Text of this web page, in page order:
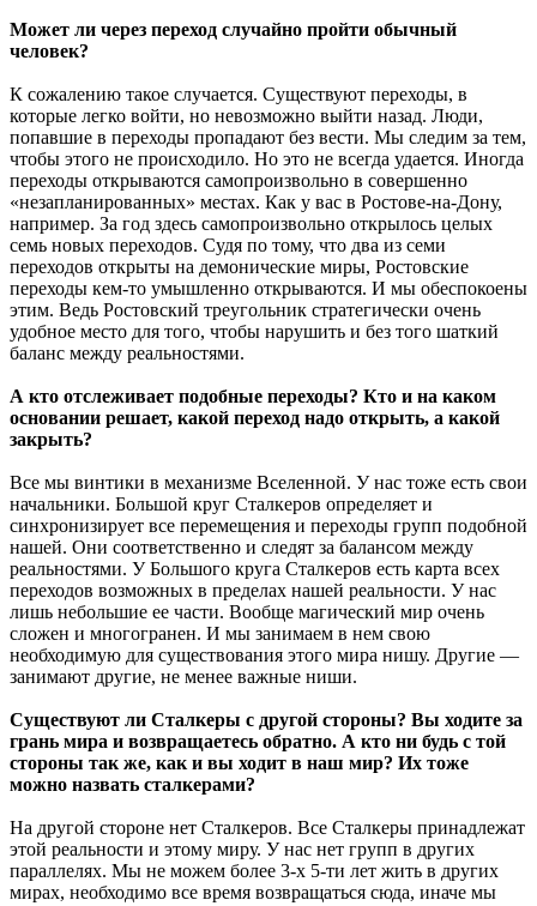
Может ли через переход случайно пройти обычный
человек?
К сожалению такое случается. Существуют переходы, в
которые легко войти, но невозможно выйти назад. Люди,
попавшие в переходы пропадают без вести. Мы следим за тем,
чтобы этого не происходило. Но это не всегда удается. Иногда
переходы открываются самопроизвольно в совершенно
«незапланированных» местах. Как у вас в Ростове-на-Дону,
например. За год здесь самопроизвольно открылось целых
семь новых переходов. Судя по тому, что два из семи
переходов открыты на демонические миры, Ростовские
переходы кем-то умышленно открываются. И мы обеспокоены
этим. Ведь Ростовский треугольник стратегически очень
удобное место для того, чтобы нарушить и без того шаткий
баланс между реальностями.
А кто отслеживает подобные переходы? Кто и на каком
основании решает, какой переход надо открыть, а какой
закрыть?
Все мы винтики в механизме Вселенной. У нас тоже есть свои
начальники. Большой круг Сталкеров определяет и
синхронизирует все перемещения и переходы групп подобной
нашей. Они соответственно и следят за балансом между
реальностями. У Большого круга Сталкеров есть карта всех
переходов возможных в пределах нашей реальности. У нас
лишь небольшие ее части. Вообще магический мир очень
сложен и многогранен. И мы занимаем в нем свою
необходимую для существования этого мира нишу. Другие —
занимают другие, не менее важные ниши.
Существуют ли Сталкеры с другой стороны? Вы ходите за
грань мира и возвращаетесь обратно. А кто ни будь с той
стороны так же, как и вы ходит в наш мир? Их тоже
можно назвать сталкерами?
На другой стороне нет Сталкеров. Все Сталкеры принадлежат
этой реальности и этому миру. У нас нет групп в других
параллелях. Мы не можем более 3-х 5-ти лет жить в других
мирах, необходимо все время возвращаться сюда, иначе мы